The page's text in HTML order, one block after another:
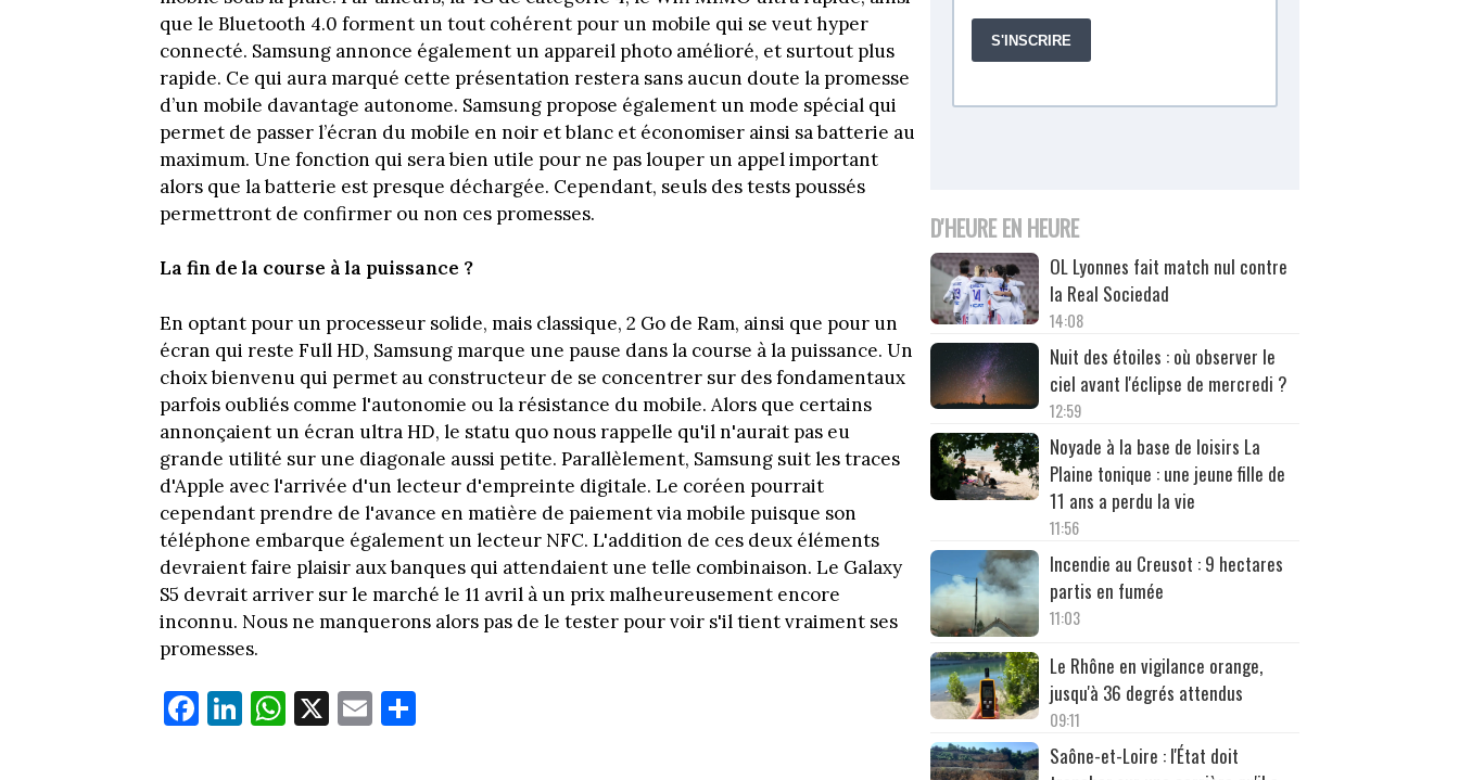
que le Bluetooth 4.0 forment un tout cohérent pour un mobile qui se veut hyper
connecté. Samsung annonce également un appareil photo amélioré, et surtout plus
rapide. Ce qui aura marqué cette présentation restera sans aucun doute la promesse
d’un mobile davantage autonome. Samsung propose également un mode spécial qui
permet de passer l’écran du mobile en noir et blanc et économiser ainsi sa batterie au
maximum. Une fonction qui sera bien utile pour ne pas louper un appel important
alors que la batterie est presque déchargée. Cependant, seuls des tests poussés
permettront de confirmer ou non ces promesses.
La fin de la course à la puissance ?
En optant pour un processeur solide, mais classique, 2 Go de Ram, ainsi que pour un
écran qui reste Full HD, Samsung marque une pause dans la course à la puissance. Un
choix bienvenu qui permet au constructeur de se concentrer sur des fondamentaux
parfois oubliés comme l'autonomie ou la résistance du mobile. Alors que certains
annonçaient un écran ultra HD, le statu quo nous rappelle qu'il n'aurait pas eu
grande utilité sur une diagonale aussi petite. Parallèlement, Samsung suit les traces
d'Apple avec l'arrivée d'un lecteur d'empreinte digitale. Le coréen pourrait
cependant prendre de l'avance en matière de paiement via mobile puisque son
téléphone embarque également un lecteur NFC. L'addition de ces deux éléments
devraient faire plaisir aux banques qui attendaient une telle combinaison. Le Galaxy
S5 devrait arriver sur le marché le 11 avril à un prix malheureusement encore
inconnu. Nous ne manquerons alors pas de le tester pour voir s'il tient vraiment ses
promesses.
Fa
ce
Li
nk
W
ha
X E
m
D'HEURE EN HEURE
OL Lyonnes fait match nul contre
la Real Sociedad
14:08
Nuit des étoiles : où observer le
ciel avant l'éclipse de mercredi ?
12:59
Noyade à la base de loisirs La
Plaine tonique : une jeune fille de
11 ans a perdu la vie
11:56
Incendie au Creusot : 9 hectares
partis en fumée
11:03
Le Rhône en vigilance orange,
jusqu'à 36 degrés attendus
09:11
Saône-et-Loire : l'État doit